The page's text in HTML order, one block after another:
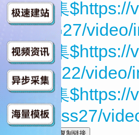
第11集$https://
ufL4G27/video/
第12集$https://
CKeV22/video/
第13集$https://
M5Pgss27/